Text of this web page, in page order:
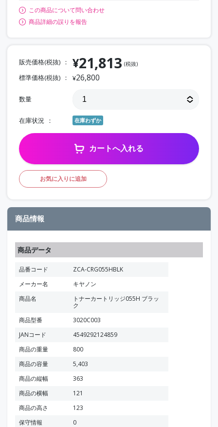
この商品について問い合わせ
商品詳細の誤りを報告
販売価格(税抜) ¥21,813 (税抜)
標準価格(税抜) ¥26,800
数量
在庫状況 在庫わずか
カートへ入れる
お気に入りに追加
商品情報
商品データ
品番コード
ZCA-CRG055HBLK
メーカー名
キヤノン
商品名
トナーカートリッジ055H ブラッ
ク
商品型番
3020C003
JANコード
4549292124859
商品の重量
800
商品の容量
5,403
商品の縦幅
363
商品の横幅
121
商品の高さ
123
保守情報
0